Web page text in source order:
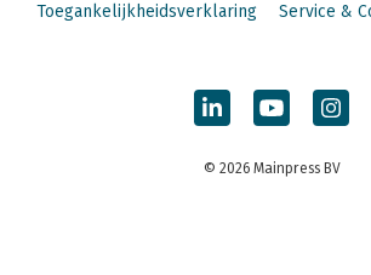
Toegankelijkheidsverklaring
Service &
© 2026 Mainpress BV